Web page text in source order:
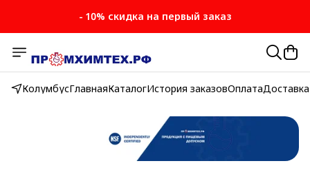
- 10% скидка на первый заказ
КолумбусГлавнаяКаталогИстория заказовОплатаДоставка